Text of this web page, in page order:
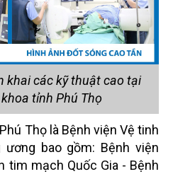
khai các kỹ thuật cao tại
tỉnh Phú Thọ
Thọ là Bệnh viện Vệ tinh
bao gồm: Bệnh viện
tim mạch Quốc Gia - Bệnh